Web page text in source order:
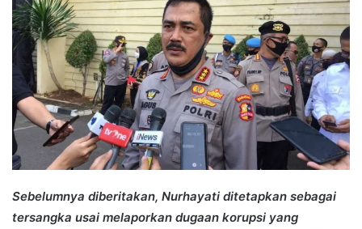
Sebelumnya diberitakan, Nurhayati ditetapkan sebagai
tersangka usai melaporkan dugaan korupsi yang